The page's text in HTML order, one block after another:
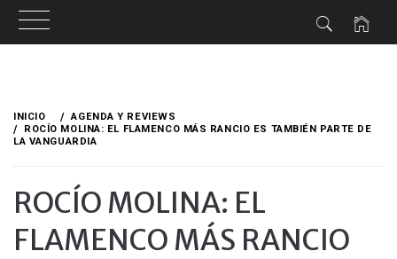
contenido
INICIO
AGENDA Y REVIEWS
ROCÍO MOLINA: EL FLAMENCO MÁS RANCIO ES TAMBIÉN PARTE DE
LA VANGUARDIA
ROCÍO MOLINA: EL
FLAMENCO MÁS RANCIO